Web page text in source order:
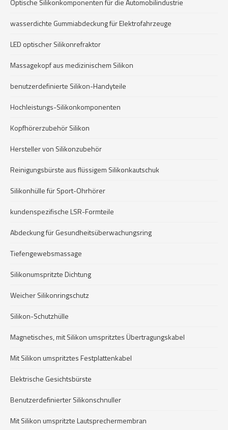
Optische Silikonkomponenten für die Automobilindustrie
wasserdichte Gummiabdeckung für Elektrofahrzeuge
LED optischer Silikonrefraktor
Massagekopf aus medizinischem Silikon
benutzerdefinierte Silikon-Handyteile
Hochleistungs-Silikonkomponenten
Kopfhörerzubehör Silikon
Hersteller von Silikonzubehör
Reinigungsbürste aus flüssigem Silikonkautschuk
Silikonhülle für Sport-Ohrhörer
kundenspezifische LSR-Formteile
Abdeckung für Gesundheitsüberwachungsring
Tiefengewebsmassage
Silikonumspritzte Dichtung
Weicher Silikonringschutz
Silikon-Schutzhülle
Magnetisches, mit Silikon umspritztes Übertragungskabel
Mit Silikon umspritztes Festplattenkabel
Elektrische Gesichtsbürste
Benutzerdefinierter Silikonschnuller
Mit Silikon umspritzte Lautsprechermembran